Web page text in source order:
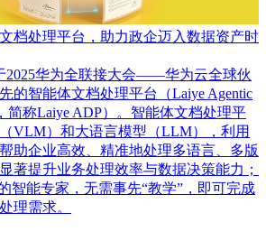
档处理平台，助力政企迈入数据资产时
2025华为全联接大会——华为云全球伙
的智能体文档处理平台（Laiye Agentic
简称Laiye ADP）。智能体文档处理平
VLM）和大语言模型（LLM），利用
助企业高效、精准地处理多语言、多版
著提升业务处理效率与数据决策能力；
智能专家，无需事先“教学”，即可完成
理需求。